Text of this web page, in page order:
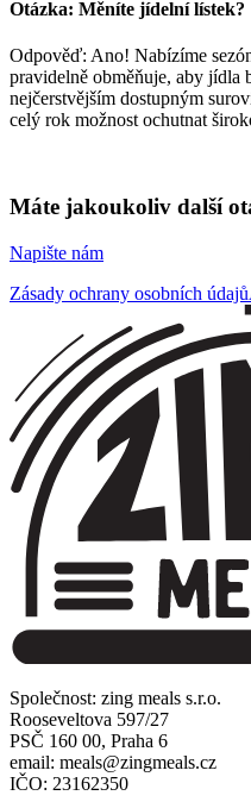
Otázka: Měníte jídelní lístek?
Odpověď: Ano! Nabízíme
pravidelně obměňuje, aby jídla
nejčerstvějším dostupným
celý rok možnost ochutnat
Máte jakoukoliv další
Napište nám
Zásady ochrany osobních údajů
Společnost: zing meals s.r.o.
Rooseveltova 597/27
PSČ 160 00, Praha 6
email: meals@zingmeals.cz
IČO: 23162350